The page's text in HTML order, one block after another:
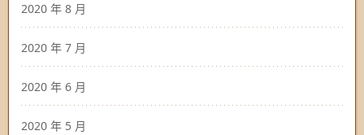
2020 年 8 月
2020 年 7 月
2020 年 6 月
2020 年 5 月